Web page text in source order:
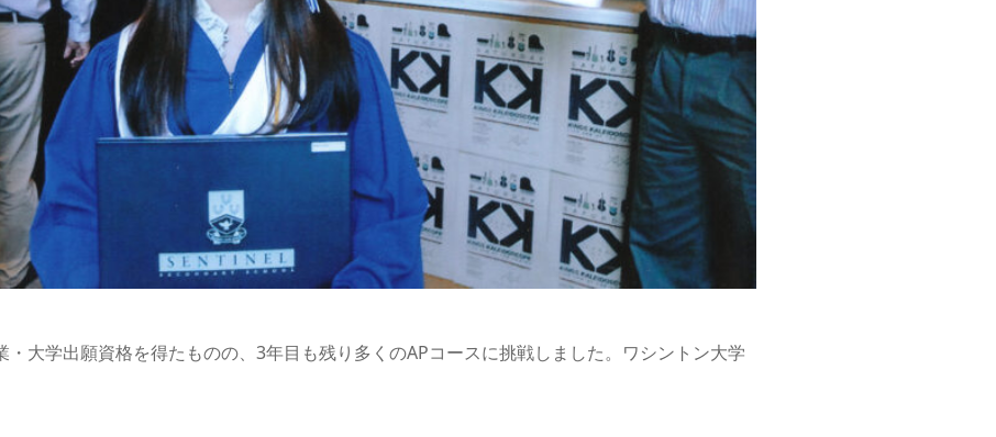
大学出願資格を得たものの、3年目も残り多くのAPコースに挑戦しました。ワシントン大学